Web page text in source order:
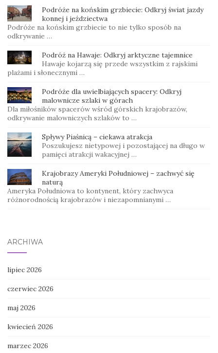
Podróże na końskim grzbiecie: Odkryj świat jazdy
konnej i jeździectwa
Podróże na końskim grzbiecie to nie tylko sposób na
odkrywanie …
Podróż na Hawaje: Odkryj arktyczne tajemnice
Hawaje kojarzą się przede wszystkim z rajskimi
plażami i słonecznymi …
Podróże dla uwielbiających spacery: Odkryj
malownicze szlaki w górach
Dla miłośników spacerów wśród górskich krajobrazów,
odkrywanie malowniczych szlaków to …
Spływy Piaśnicą – ciekawa atrakcja
Poszukujesz nietypowej i pozostającej na długo w
pamięci atrakcji wakacyjnej …
Krajobrazy Ameryki Południowej – zachwyć się
naturą
Ameryka Południowa to kontynent, który zachwyca
różnorodnością krajobrazów i niezapomnianymi …
ARCHIWA
lipiec 2026
czerwiec 2026
maj 2026
kwiecień 2026
marzec 2026